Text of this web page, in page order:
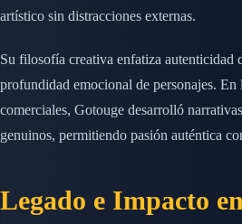
artístico sin distracciones externas.
Su filosofía creativa enfatiza autenticidad
profundidad emocional de personajes.
comerciales, Gotouge desarrolló
genuinos, permitiendo pasión auténtica
Legado e Impacto